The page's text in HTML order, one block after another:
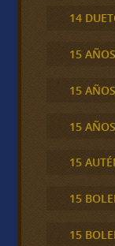
14
15 AÑOS
15
15
15
15
15